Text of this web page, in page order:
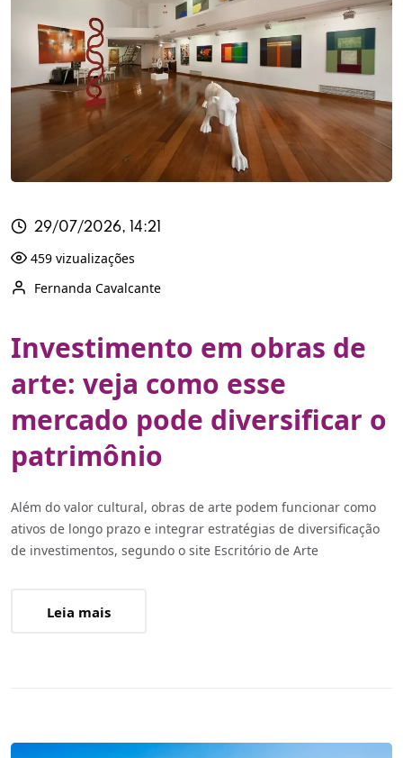
29/07/2026, 14:21
459 vizualizações
Fernanda Cavalcante
Investimento em obras de
arte: veja como esse
mercado pode diversificar o
patrimônio
Além do valor cultural, obras de arte podem funcionar como
ativos de longo prazo e integrar estratégias de diversificação
de investimentos, segundo o site Escritório de Arte
Leia mais